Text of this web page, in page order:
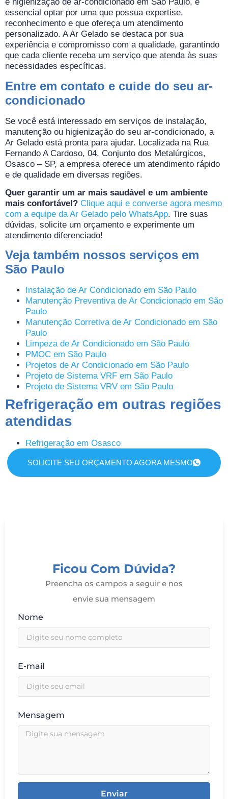
essencial optar por uma que possua expertise,
reconhecimento e que ofereça um atendimento
personalizado. A Ar Gelado se destaca por sua
experiência e compromisso com a qualidade, garantindo
que cada cliente receba um serviço que atenda às suas
necessidades específicas.
Entre em contato e cuide do seu ar-
condicionado
Se você está interessado em serviços de instalação,
manutenção ou higienização do seu ar-condicionado, a
Ar Gelado está pronta para ajudar. Localizada na Rua
Fernando A Cardoso, 04, Conjunto dos Metalúrgicos,
Osasco – SP, a empresa oferece um atendimento rápido
e de qualidade em diversas regiões.
Quer garantir um ar mais saudável e um ambiente
mais confortável? Clique aqui e converse agora mesmo
com a equipe da Ar Gelado pelo WhatsApp. Tire suas
dúvidas, solicite um orçamento e experimente um
atendimento diferenciado!
Veja também nossos serviços em
São Paulo
Instalação de Ar Condicionado em São Paulo
Manutenção Preventiva de Ar Condicionado em São
Paulo
Manutenção Corretiva de Ar Condicionado em São
Paulo
Limpeza de Ar Condicionado em São Paulo
PMOC em São Paulo
Projetos de Ar Condicionado em São Paulo
Projeto de Sistema VRF em São Paulo
Projeto de Sistema VRV em São Paulo
Refrigeração em outras regiões
atendidas
Refrigeração em Osasco
SOLICITE SEU ORÇAMENTO AGORA MESMO
Ficou Com Dúvida?
Preencha os campos a seguir e nos
envie sua mensagem
Nome
E-mail
Mensagem
Enviar